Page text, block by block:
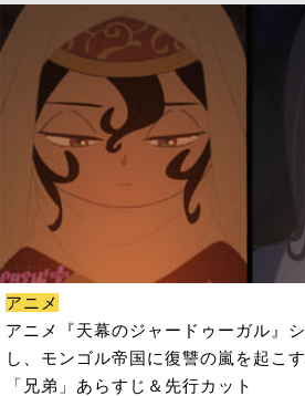
アニメ
アニメ『天幕のジャードゥーガル』
し、モンゴル帝国に復讐の嵐を起こ
「兄弟」あらすじ＆先行カット